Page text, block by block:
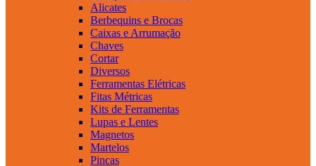
Alicates
Berbequins e Brocas
Caixas e Arrumação
Chaves
Cortar
Diversos
Ferramentas Elétricas
Fitas Métricas
Kits de Ferramentas
Lupas e Lentes
Magnetos
Martelos
Pincas